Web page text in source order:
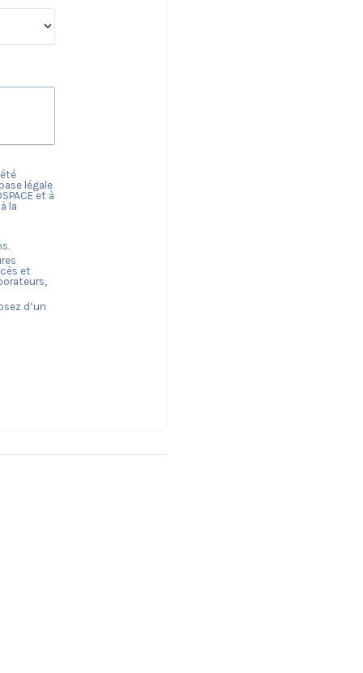
légale
et à
la
et
d’un